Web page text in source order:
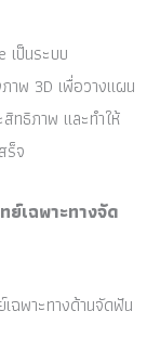
เป็นระบบ
าพ 3D เพื่อวางแผน
ทธิภาพ และทำให้
ร็จ
เฉพาะทางจัด
ฉพาะทางด้านจัดฟัน